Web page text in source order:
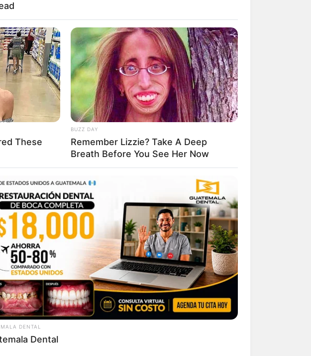
These
BUZZ DAY
Remember Lizzie? Take A Deep
Breath Before You See Her Now
DENTAL
Dental